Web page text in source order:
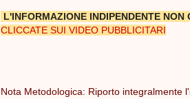
L'INFORMAZIONE INDIPENDENTE
CLICCATE SUI VIDEO PUBBLICITARI
Nota Metodologica: Riporto integralmente